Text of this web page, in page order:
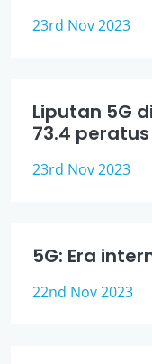
23rd Nov 2023
Liputan 5G
73.4
23rd Nov 2023
5G: Era
22nd Nov 2023